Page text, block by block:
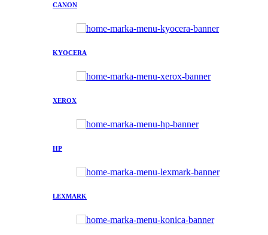
CANON
KYOCERA
XEROX
HP
LEXMARK